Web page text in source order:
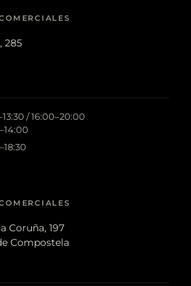
285
/ 16:00–20:00
Coruña, 197
Compostela